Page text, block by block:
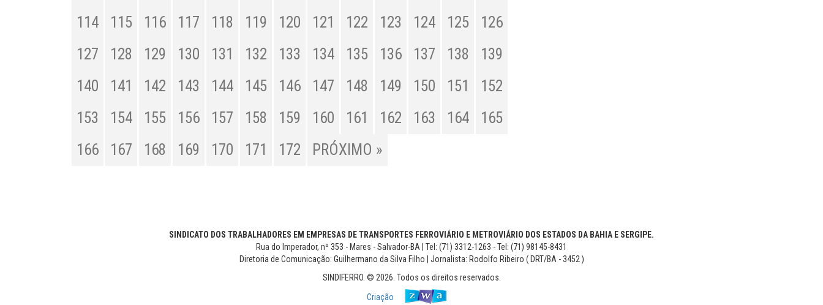
114
115 116 117 118 119 120 121 122 123 124 125
126
127
128 129 130 131 132 133 134 135 136 137 138
139
140
141 142 143 144 145 146 147 148 149 150 151
152
153
154 155 156 157 158 159 160 161 162 163 164
165
166
167 168 169 170 171 172 PRÓXIMO »
SINDICATO DOS TRABALHADORES EM EMPRESAS DE TRANSPORTES FERROVIÁRIO E METROVIÁRIO DOS ESTADOS DA BAHIA E SERGIPE.
Rua do Imperador, nº 353 - Mares - Salvador-BA | Tel: (71) 3312-1263 - Tel: (71) 98145-8431
Diretoria de Comunicação: Guilhermano da Silva Filho | Jornalista: Rodolfo Ribeiro ( DRT/BA - 3452 )
SINDIFERRO. © 2026. Todos os direitos reservados.
Criação